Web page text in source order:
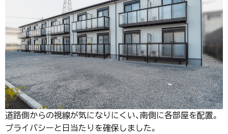
道路側からの視線が気になりにくい、南側に各部屋を配置。
プライバシーと日当たりを確保しました。